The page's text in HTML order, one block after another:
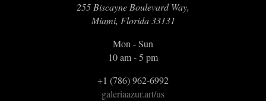
255 Biscayne Boulevard Way,
Miami, Florida 33131
Mon - Sun
10 am - 5 pm
+1 (786) 962-6992
galeriaazur.art/us